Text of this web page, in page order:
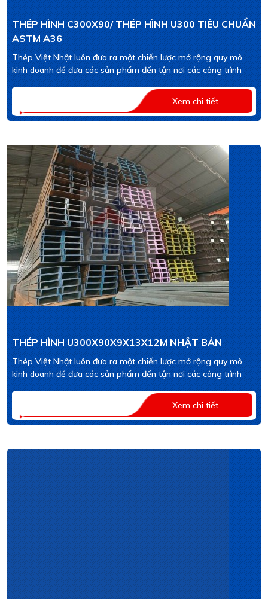
THÉP HÌNH C300X90/ THÉP HÌNH U300 TIÊU CHUẨN
ASTM A36
Thép Việt Nhật luôn đưa ra một chiến lược mở rộng quy mô
kinh doanh để đưa các sản phẩm đến tận nơi các công trình
Xem chi tiết
THÉP HÌNH U300X90X9X13X12M NHẬT BẢN
Thép Việt Nhật luôn đưa ra một chiến lược mở rộng quy mô
kinh doanh để đưa các sản phẩm đến tận nơi các công trình
Xem chi tiết